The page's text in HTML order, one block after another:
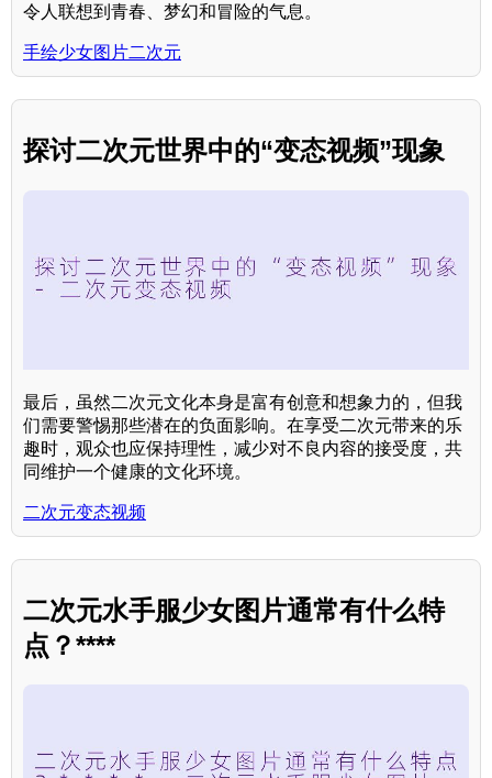
令人联想到青春、梦幻和冒险的气息。
手绘少女图片二次元
探讨二次元世界中的“变态视频”现象
最后，虽然二次元文化本身是富有创意和想象力的，但我
们需要警惕那些潜在的负面影响。在享受二次元带来的乐
趣时，观众也应保持理性，减少对不良内容的接受度，共
同维护一个健康的文化环境。
二次元变态视频
二次元水手服少女图片通常有什么特
点？****